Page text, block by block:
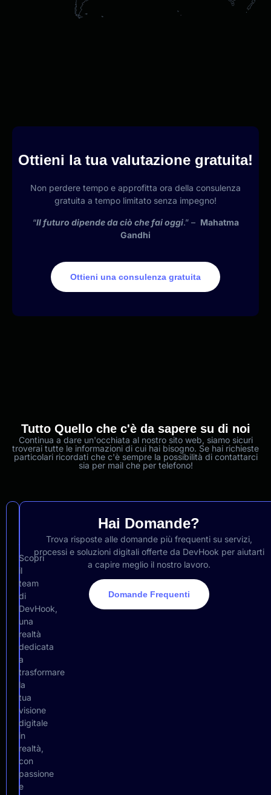
Ottieni la tua valutazione gratuita!
Non perdere tempo e approfitta ora della consulenza
gratuita a tempo limitato senza impegno!
“Il futuro dipende da ciò che fai oggi.” – Mahatma
Gandhi
Ottieni una consulenza gratuita
Tutto Quello che c'è da sapere su di noi
Continua a dare un'occhiata al nostro sito web, siamo sicuri
troverai tutte le informazioni di cui hai bisogno. Se hai richieste
particolari ricordati che c'è sempre la possibilità di contattarci
sia per mail che per telefono!
Siamo
Scopri
il
team
di
DevHook,
una
realtà
dedicata
a
trasformare
la
tua
visione
digitale
in
realtà,
con
passione
e
Hai Domande?
Trova risposte alle domande più frequenti su servizi,
processi e soluzioni digitali offerte da DevHook per aiutarti
a capire meglio il nostro lavoro.
Domande Frequenti